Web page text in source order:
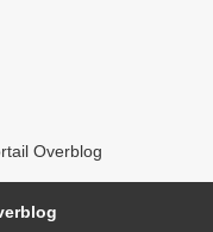
Overblog